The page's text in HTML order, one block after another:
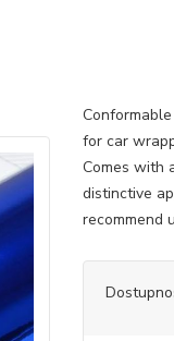
for car
Comes with
distinctive
recommend